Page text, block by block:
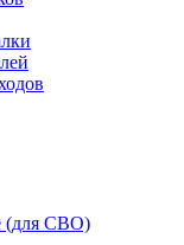
(для СВО)